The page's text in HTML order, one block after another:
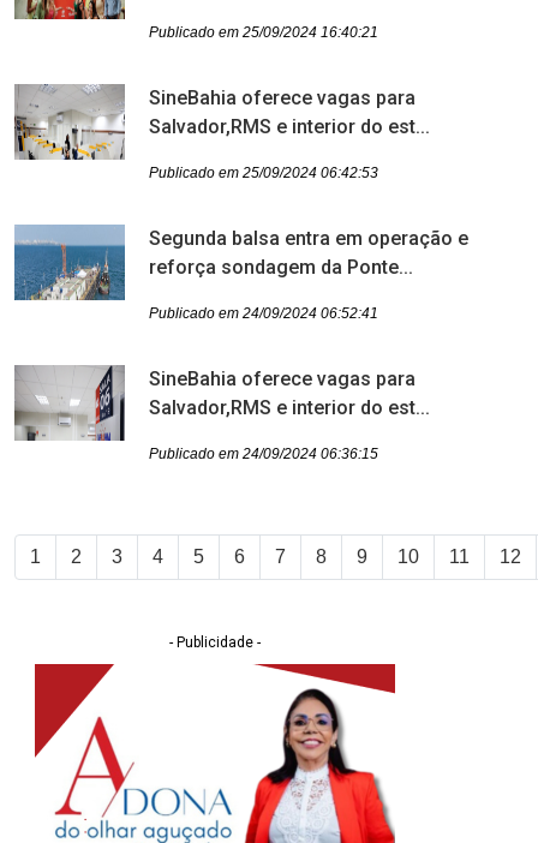
Publicado em 25/09/2024 16:40:21
SineBahia oferece vagas para
Salvador,RMS e interior do est...
Publicado em 25/09/2024 06:42:53
Segunda balsa entra em operação e
reforça sondagem da Ponte...
Publicado em 24/09/2024 06:52:41
SineBahia oferece vagas para
Salvador,RMS e interior do est...
Publicado em 24/09/2024 06:36:15
1 2 3 4 5 6 7 8 9 10 11 12
- Publicidade -